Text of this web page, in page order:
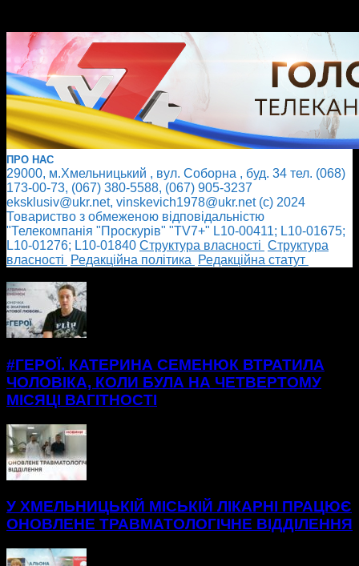
ПРО НАС
29000, м.Хмельницький , вул. Соборна , буд. 34 тел. (068)
173-00-73, (067) 380-5588, (067) 905-3237
eksklusiv@ukr.net, vinskevich1978@ukr.net (с) 2024
Товариство з обмеженою відповідальністю
"Телекомпанія "Проскурів" "TV7+" L10-00411; L10-01675;
L10-01276; L10-01840 Cтруктура власності Cтруктура
власності
Редакційна політика
Редакційна статут
#ГЕРОЇ. КАТЕРИНА СЕМЕНЮК ВТРАТИЛА
ЧОЛОВІКА, КОЛИ БУЛА НА ЧЕТВЕРТОМУ
МІСЯЦІ ВАГІТНОСТІ
У ХМЕЛЬНИЦЬКІЙ МІСЬКІЙ ЛІКАРНІ ПРАЦЮЄ
ОНОВЛЕНЕ ТРАВМАТОЛОГІЧНЕ ВІДДІЛЕННЯ